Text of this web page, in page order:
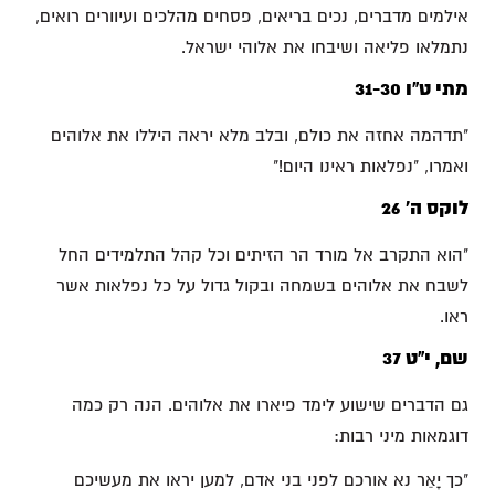
אילמים מדברים, נכים בריאים, פסחים מהלכים ועיוורים רואים,
נתמלאו פליאה ושיבחו את אלוהי ישראל.
מתי ט"ו 31-30
"תדהמה אחזה את כולם, ובלב מלא יראה היללו את אלוהים
ואמרו, "נפלאות ראינו היום!"
לוקס ה' 26
"הוא התקרב אל מורד הר הזיתים וכל קהל התלמידים החל
לשבח את אלוהים בשמחה ובקול גדול על כל נפלאות אשר
ראו.
שם, י"ט 37
גם הדברים שישוע לימד פיארו את אלוהים. הנה רק כמה
דוגמאות מיני רבות:
"כך יָאֵר נא אורכם לפני בני אדם, למען יראו את מעשיכם